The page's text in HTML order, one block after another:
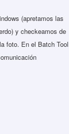
(apretamos las
y checkeamos de
foto. En el Batch Tool